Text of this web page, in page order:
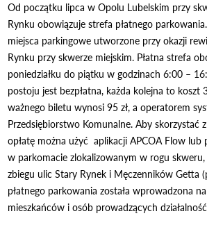
Od początku lipca w Opolu Lubelskim przy
Rynku obowiązuje strefa płatnego
miejsca parkingowe utworzone przy okazji
Rynku przy skwerze miejskim. Płatna strefa
poniedziałku do piątku w godzinach 6:00 –
postoju jest bezpłatna, każda kolejna to koszt
ważnego biletu wynosi 95 zł, a operatorem
Przedsiębiorstwo Komunalne. Aby skorzystać
opłatę można użyć aplikacji APCOA Flow lub
w parkomacie zlokalizowanym w rogu
zbiegu ulic Stary Rynek i Męczenników Getta
płatnego parkowania została wprowadzona
mieszkańców i osób prowadzących